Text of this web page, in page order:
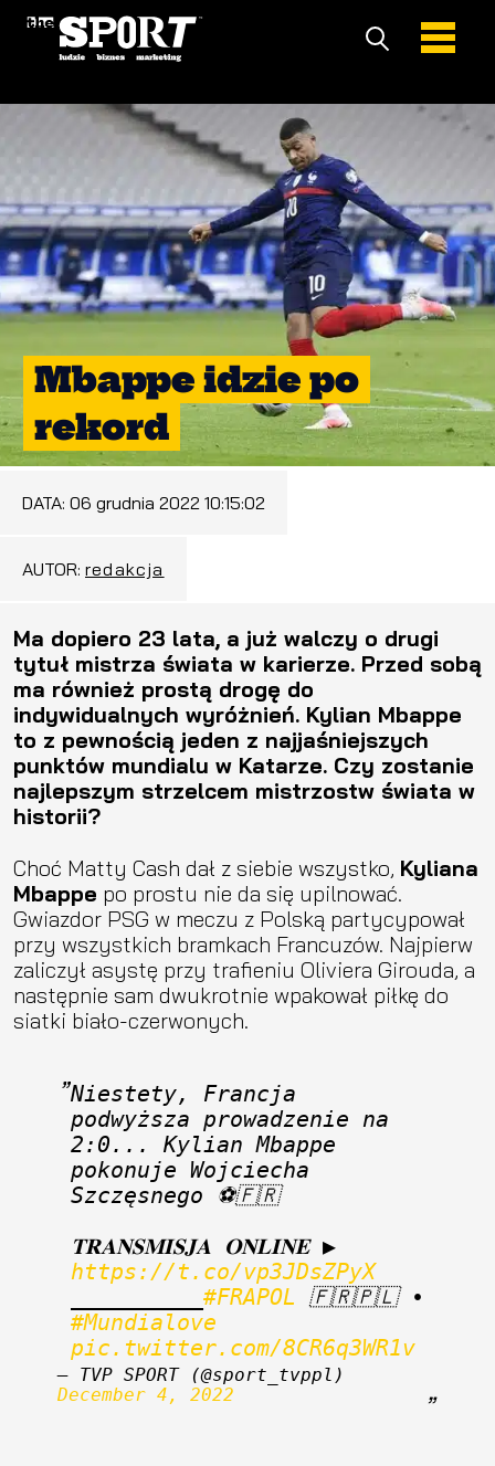
Mbappe idzie po
rekord
DATA: 06 grudnia 2022 10:15:02
AUTOR: redakcja
Ma dopiero 23 lata, a już walczy o drugi
tytuł mistrza świata w karierze. Przed sobą
ma również prostą drogę do
indywidualnych wyróżnień. Kylian Mbappe
to z pewnością jeden z najjaśniejszych
punktów mundialu w Katarze. Czy zostanie
najlepszym strzelcem mistrzostw świata w
historii?
Choć Matty Cash dał z siebie wszystko, Kyliana
Mbappe po prostu nie da się upilnować.
Gwiazdor PSG w meczu z Polską partycypował
przy wszystkich bramkach Francuzów. Najpierw
zaliczył asystę przy trafieniu Oliviera Girouda, a
następnie sam dwukrotnie wpakował piłkę do
siatki biało-czerwonych.
Niestety, Francja
podwyższa prowadzenie na
2:0... Kylian Mbappe
pokonuje Wojciecha
Szczęsnego ⚽️🇫🇷
https://t.co/vp3JDsZPyX
#FRAPOL
#Mundialove
pic.twitter.com/8CR6q3WR1v
December 4, 2022